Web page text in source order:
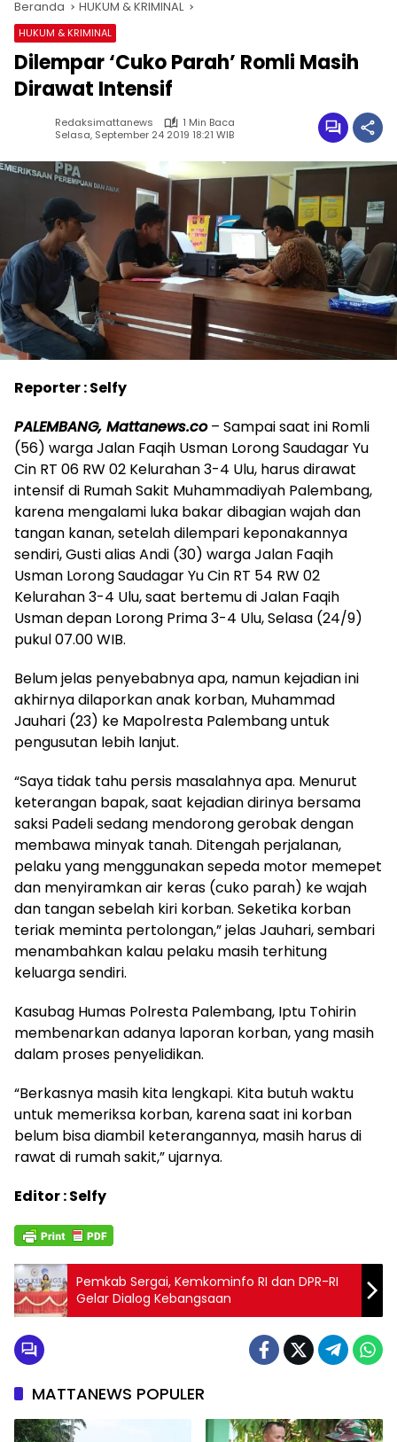
Beranda HUKUM & KRIMINAL
HUKUM & KRIMINAL
Dilempar ‘Cuko Parah’ Romli Masih
Dirawat Intensif
Redaksimattanews
1 Min Baca
Selasa, September 24 2019 18:21 WIB
Reporter : Selfy
PALEMBANG, Mattanews.co– Sampai saat ini Romli
(56) warga Jalan Faqih Usman Lorong Saudagar Yu
Cin RT 06 RW 02 Kelurahan 3-4 Ulu, harus dirawat
intensif di Rumah Sakit Muhammadiyah Palembang,
karena mengalami luka bakar dibagian wajah dan
tangan kanan, setelah dilempari keponakannya
sendiri, Gusti alias Andi (30) warga Jalan Faqih
Usman Lorong Saudagar Yu Cin RT 54 RW 02
Kelurahan 3-4 Ulu, saat bertemu di Jalan Faqih
Usman depan Lorong Prima 3-4 Ulu, Selasa (24/9)
pukul 07.00 WIB.
Belum jelas penyebabnya apa, namun kejadian ini
akhirnya dilaporkan anak korban, Muhammad
Jauhari (23) ke Mapolresta Palembang untuk
pengusutan lebih lanjut.
“Saya tidak tahu persis masalahnya apa. Menurut
keterangan bapak, saat kejadian dirinya bersama
saksi Padeli sedang mendorong gerobak dengan
membawa minyak tanah. Ditengah perjalanan,
pelaku yang menggunakan sepeda motor memepet
dan menyiramkan air keras (cuko parah) ke wajah
dan tangan sebelah kiri korban. Seketika korban
teriak meminta pertolongan,” jelas Jauhari, sembari
menambahkan kalau pelaku masih terhitung
keluarga sendiri.
Kasubag Humas Polresta Palembang, Iptu Tohirin
membenarkan adanya laporan korban, yang masih
dalam proses penyelidikan.
“Berkasnya masih kita lengkapi. Kita butuh waktu
untuk memeriksa korban, karena saat ini korban
belum bisa diambil keterangannya, masih harus di
rawat di rumah sakit,” ujarnya.
Editor : Selfy
Pemkab Sergai, Kemkominfo RI dan DPR-RI
Gelar Dialog Kebangsaan
MATTANEWS POPULER